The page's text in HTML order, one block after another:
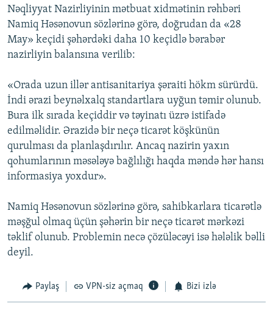
Nəqliyyat Nazirliyinin mətbuat xidmətinin rəhbəri
Namiq Həsənovun sözlərinə görə, doğrudan da «28
May» keçidi şəhərdəki daha 10 keçidlə bərabər
nazirliyin balansına verilib:
«Orada uzun illər antisanitariya şəraiti hökm sürürdü.
İndi ərazi beynəlxalq standartlara uyğun təmir olunub.
Bura ilk sırada keçiddir və təyinatı üzrə istifadə
edilməlidir. Ərazidə bir neçə ticarət köşkünün
qurulması da planlaşdırılır. Ancaq nazirin yaxın
qohumlarının məsələyə bağlılığı haqda məndə hər hansı
informasiya yoxdur».
Namiq Həsənovun sözlərinə görə, sahibkarlara ticarətlə
məşğul olmaq üçün şəhərin bir neçə ticarət mərkəzi
təklif olunub. Problemin necə çözüləcəyi isə hələlik bəlli
deyil.
Paylaş VPN-siz açmaq Bizi izlə